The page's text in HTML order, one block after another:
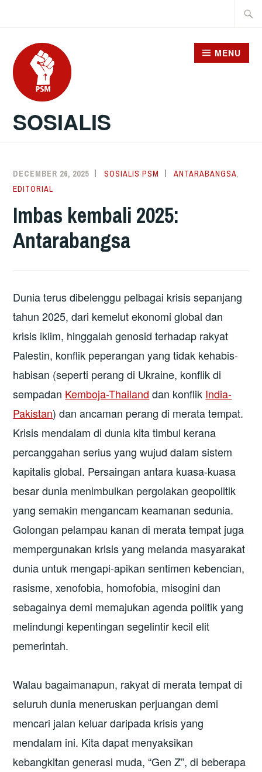
content
SOSIALIS
MENU
DECEMBER 26, 2025 SOSIALIS PSM ANTARABANGSA
EDITORIAL
Imbas kembali 2025:
Antarabangsa
Dunia terus dibelenggu pelbagai krisis sepanjang
tahun 2025, dari kemelut ekonomi global dan
krisis iklim, hinggalah genosid terhadap rakyat
Palestin, konflik peperangan yang tidak kehabis-
habisan (seperti perang di Ukraine, konflik di
sempadan Kemboja-Thailand dan konflik India-
Pakistan) dan ancaman perang di merata tempat.
Krisis mendalam di dunia kita timbul kerana
percanggahan serius yang wujud dalam sistem
kapitalis global. Persaingan antara kuasa-kuasa
besar dunia menimbulkan pergolakan geopolitik
yang semakin mengancam keamanan sedunia.
Golongan pelampau kanan di merata tempat juga
mempergunakan krisis yang melanda masyarakat
dunia untuk mengapi-apikan sentimen kebencian,
rasisme, xenofobia, homofobia, misogini dan
sebagainya demi memajukan agenda politik yang
melindungi kepentingan segelintir kecil elit
pemerintah.
Walau bagaimanapun, rakyat di merata tempat di
seluruh dunia meneruskan perjuangan demi
mencari jalan keluar daripada krisis yang
mendalam ini. Kita dapat menyaksikan
kebangkitan generasi muda, “Gen Z”, di beberapa